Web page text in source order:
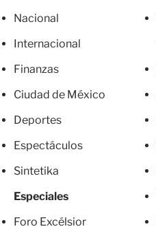
Nacional
Internacional
Finanzas
Ciudad de México
Deportes
Espectáculos
Sintetika
Especiales
Foro Excélsior